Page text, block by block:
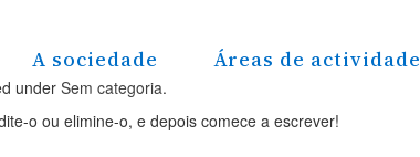
A sociedade Áreas de actividade
underSem categoria.
o ou elimine-o, e depois comece a escrever!